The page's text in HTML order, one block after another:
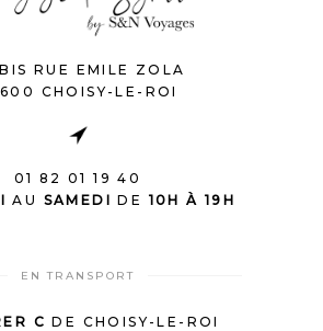
RUE EMILE ZOLA
CHOISY-LE-ROI
01 82 01 19 40
AU SAMEDI DE 10H À 19H
EN TRANSPORT
C DE CHOISY-LE-ROI